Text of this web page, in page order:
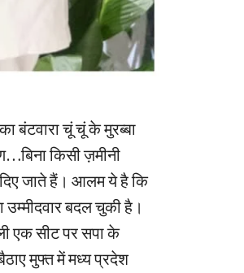
बंटवारा चूं चूं के मुरब्बा
किसी ज़मीनी
जाते हैं। आलम ये है कि
उम्मीदवार बदल चुकी है।
एक सीट पर सपा के
मुफ्त में मध्य प्रदेश